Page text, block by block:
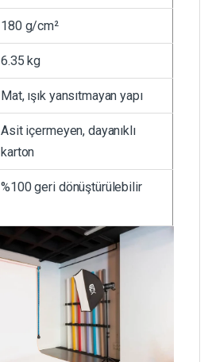
180 g/cm²
6.35 kg
Mat, ışık yansıtmayan yapı
Asit içermeyen, dayanıklı
karton
%100 geri dönüştürülebilir